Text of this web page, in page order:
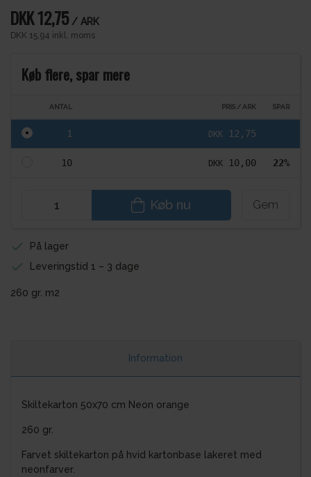
DKK 12,75/ ARK
DKK 15,94 inkl. moms
Køb flere, spar mere
ANTAL PRIS / ARK SPAR
Køb nu Gem
1 DKK 12,75
10 DKK 10,00 22%
På lager
Leveringstid 1 – 3 dage
260 gr. m2
Information
Skiltekarton 50x70 cm Neon orange
260 gr.
Farvet skiltekarton på hvid kartonbase lakeret med
neonfarver.